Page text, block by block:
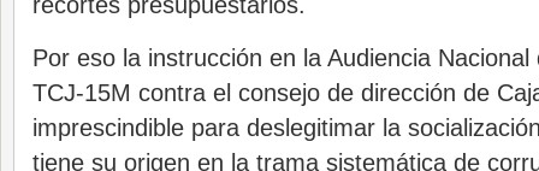
Por eso la instrucción en la Audiencia
TCJ-15M contra el consejo de dirección de
imprescindible para deslegitimar la
tiene su origen en la trama sistemática de